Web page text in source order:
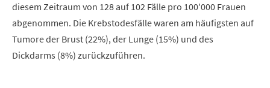
diesem Zeitraum von 128 auf 102 Fälle pro 100'000 Frauen
abgenommen. Die Krebstodesfälle waren am häufigsten auf
Tumore der Brust (22%), der Lunge (15%) und des
Dickdarms (8%) zurückzuführen.